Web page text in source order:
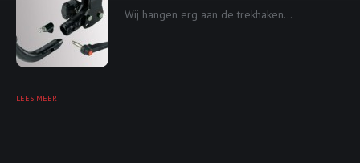
Wij hangen erg aan de trekhaken...
LEES MEER